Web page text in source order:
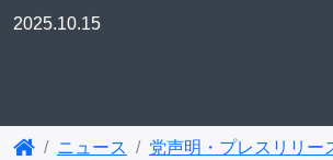
2025.10.15
ニュース
党声明・プレスリリー